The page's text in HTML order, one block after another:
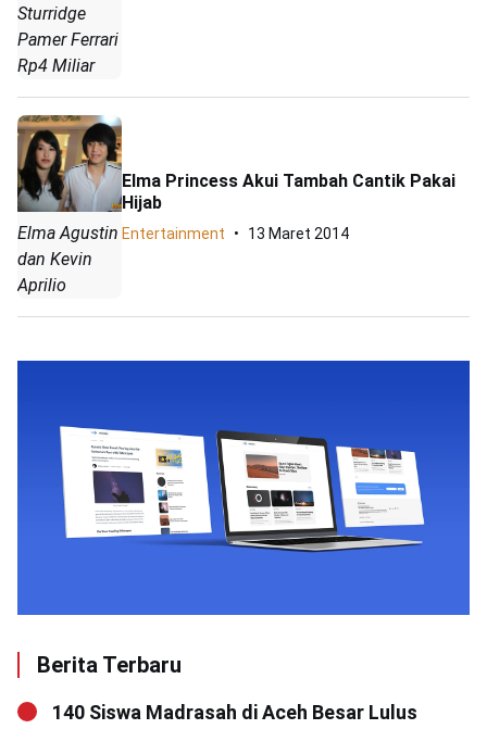
Sturridge
Pamer Ferrari
Rp4 Miliar
Elma Agustin
dan Kevin
Aprilio
Elma Princess Akui Tambah Cantik Pakai
Hijab
Entertainment 13 Maret 2014
Berita Terbaru
140 Siswa Madrasah di Aceh Besar Lulus